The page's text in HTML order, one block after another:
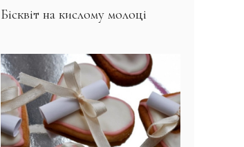
Бісквіт на кислому молоці